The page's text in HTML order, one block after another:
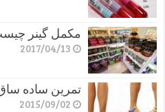
مکمل گینر
2017/04/13
تمرین ساده
2015/09/02